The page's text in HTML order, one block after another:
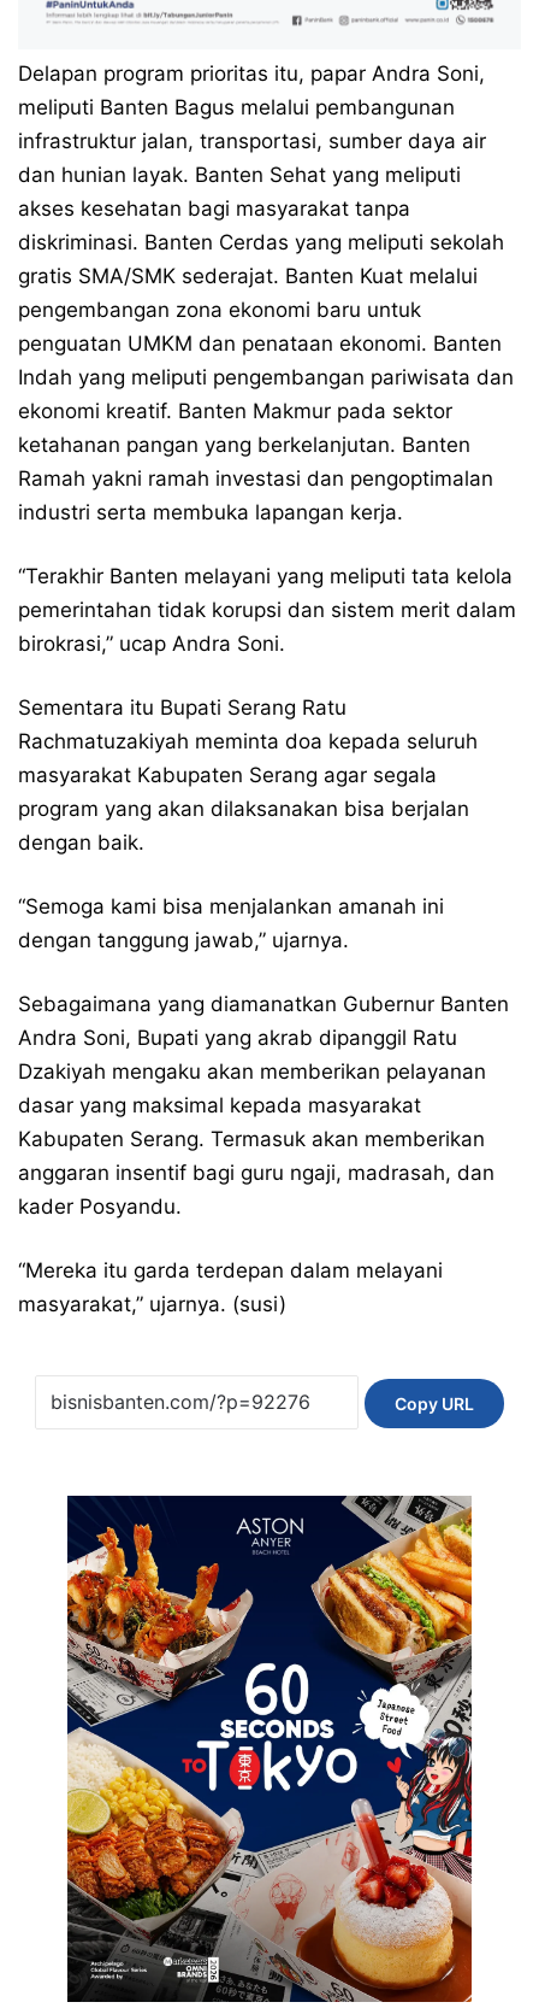
Delapan program prioritas itu, papar Andra Soni,
meliputi Banten Bagus melalui pembangunan
infrastruktur jalan, transportasi, sumber daya air
dan hunian layak. Banten Sehat yang meliputi
akses kesehatan bagi masyarakat tanpa
diskriminasi. Banten Cerdas yang meliputi sekolah
gratis SMA/SMK sederajat. Banten Kuat melalui
pengembangan zona ekonomi baru untuk
penguatan UMKM dan penataan ekonomi. Banten
Indah yang meliputi pengembangan pariwisata dan
ekonomi kreatif. Banten Makmur pada sektor
ketahanan pangan yang berkelanjutan. Banten
Ramah yakni ramah investasi dan pengoptimalan
industri serta membuka lapangan kerja.
“Terakhir Banten melayani yang meliputi tata kelola
pemerintahan tidak korupsi dan sistem merit dalam
birokrasi,” ucap Andra Soni.
Sementara itu Bupati Serang Ratu
Rachmatuzakiyah meminta doa kepada seluruh
masyarakat Kabupaten Serang agar segala
program yang akan dilaksanakan bisa berjalan
dengan baik.
“Semoga kami bisa menjalankan amanah ini
dengan tanggung jawab,” ujarnya.
Sebagaimana yang diamanatkan Gubernur Banten
Andra Soni, Bupati yang akrab dipanggil Ratu
Dzakiyah mengaku akan memberikan pelayanan
dasar yang maksimal kepada masyarakat
Kabupaten Serang. Termasuk akan memberikan
anggaran insentif bagi guru ngaji, madrasah, dan
kader Posyandu.
“Mereka itu garda terdepan dalam melayani
masyarakat,” ujarnya. (susi)
Copy URL